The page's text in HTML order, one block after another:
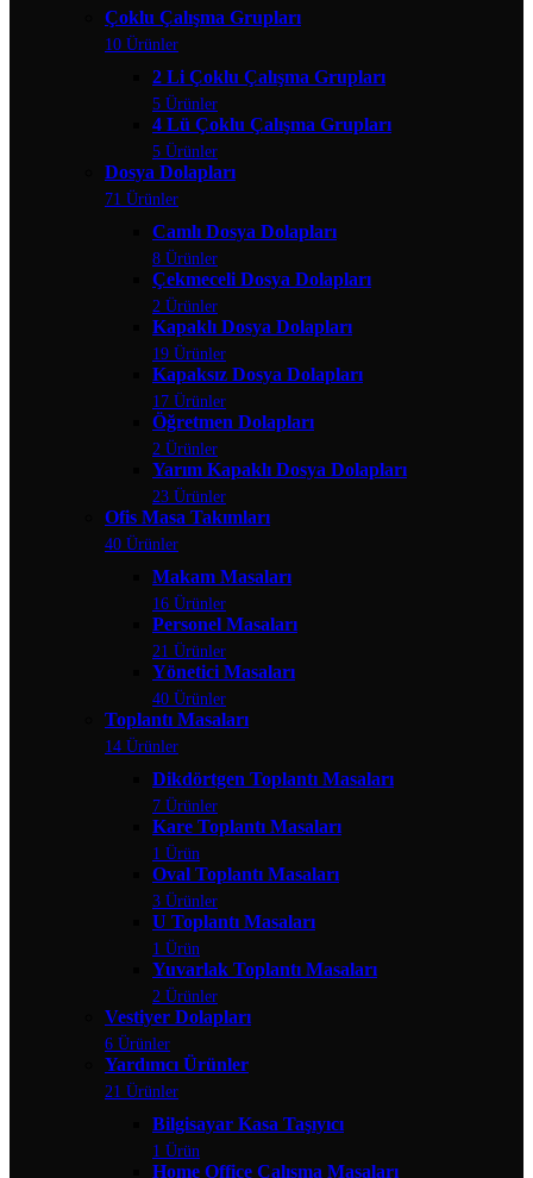
Çoklu Çalışma Grupları
10 Ürünler
2 Li Çoklu Çalışma Grupları
5 Ürünler
4 Lü Çoklu Çalışma Grupları
5 Ürünler
Dosya Dolapları
71 Ürünler
Camlı Dosya Dolapları
8 Ürünler
Çekmeceli Dosya Dolapları
2 Ürünler
Kapaklı Dosya Dolapları
19 Ürünler
Kapaksız Dosya Dolapları
17 Ürünler
Öğretmen Dolapları
2 Ürünler
Yarım Kapaklı Dosya Dolapları
23 Ürünler
Ofis Masa Takımları
40 Ürünler
Makam Masaları
16 Ürünler
Personel Masaları
21 Ürünler
Yönetici Masaları
40 Ürünler
Toplantı Masaları
14 Ürünler
Dikdörtgen Toplantı Masaları
7 Ürünler
Kare Toplantı Masaları
1 Ürün
Oval Toplantı Masaları
3 Ürünler
U Toplantı Masaları
1 Ürün
Yuvarlak Toplantı Masaları
2 Ürünler
Vestiyer Dolapları
6 Ürünler
Yardımcı Ürünler
21 Ürünler
Bilgisayar Kasa Taşıyıcı
1 Ürün
Home Office Çalışma Masaları